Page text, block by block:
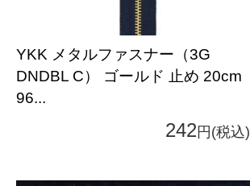
YKK メタルファスナー（3G
DNDBL C） ゴールド 止め 20cm
96...
242円(税込)